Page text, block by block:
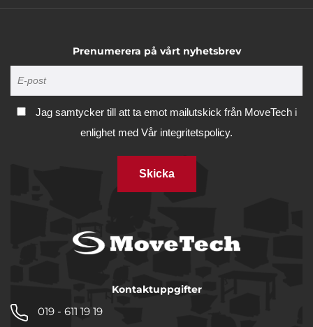
Prenumerera på vårt nyhetsbrev
Jag samtycker till att ta emot mailutskick från MoveTech i
enlighet med Vår integritetspolicy.
Skicka
Kontaktuppgifter
019 - 611 19 19